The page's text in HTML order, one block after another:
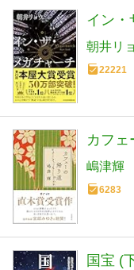
イン・
朝井リ
22221
カフェ
嶋津輝
6283
国宝 (